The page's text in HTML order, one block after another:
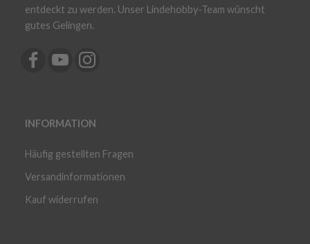
entdeckt zu werden. Unser Lindehobby-Team wünscht
gutes Gelingen.
INFORMATION
Häufig gestellten Fragen
Versandinformationen
Kauf widerrufen